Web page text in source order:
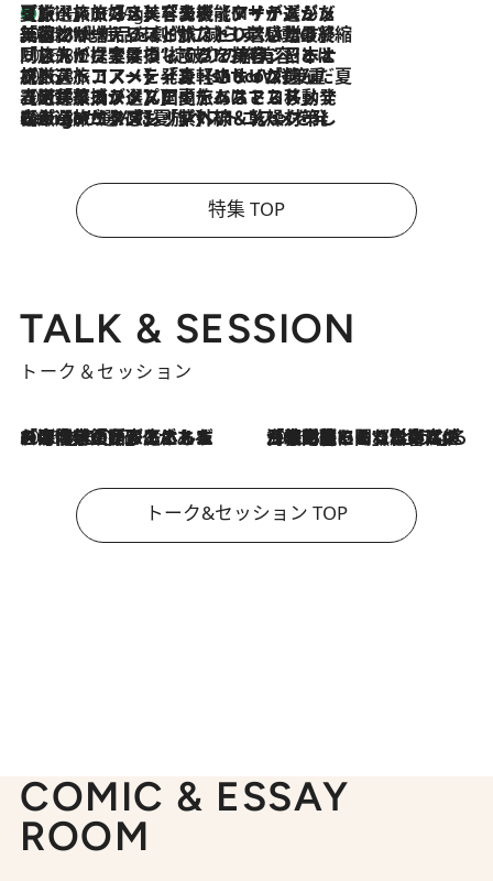
11 Hours Ago
【厳選旅コスメ】「多機能アイテムがメイン！」旅好き美容エディターが選んだ夏旅ベストコスメを発表【Mサイズジップ】
2026.8.6
「荷物が増えるほど旅ストレスは増す」美容ジャーナリストがたどり着いた最終結論。“化粧品を劇的に減らす”感動の凝縮美容とは
2026.8.6
「旅先には金髪ウィッグを持参」日本と同じメイクでは損してる!? 美容ジャーナリストが提案する“掟破りの旅美容”とは
2026.8.6
【厳選旅コスメ】「身軽さ＆UV対策重視！」ヘアアーティストshucoが選んだ夏旅ベストコスメを発表【Mサイズジップ】
2026.8.5
【厳選旅コスメ】国内をあちこち移動する河井菜摘が選んだ夏旅ベストコスメ発表！「リラックスアイテムはマスト」【Mサイズジップ】
2026.8.4
【厳選旅コスメ】「紫外線＆乾燥対策しながらメイク感も！」ヘア＆メイクGeorgeが選んだ夏旅ベストコスメを発表！【Mサイズジップ】
特集 TOP
TALK & SESSION
トーク＆セッション
2026.8.3
「今後値上げがあるとすれば…」「リスクがあるのは今年の冬」エネルギー専門家が語る、ホルムズ海峡封鎖が家庭にもたらす“ある心配” 2026.8.3
「住宅建てられない…」「サーチャージ料の高値が続いている」ホルムズ海峡封鎖による影響はいつまで続く？《エネルギー専門家に聞く“どうなる日本の暮らし”》
トーク&セッション TOP
COMIC & ESSAY
ROOM